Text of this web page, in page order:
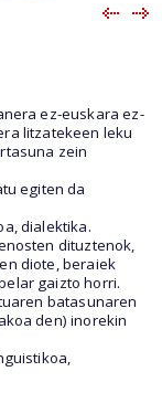
ez-euskara ez-
litzatekeen leku
zein
egiten da
dialektika.
dituztenok,
diote, beraiek
gaizto horri.
batasunaren
den) inorekin